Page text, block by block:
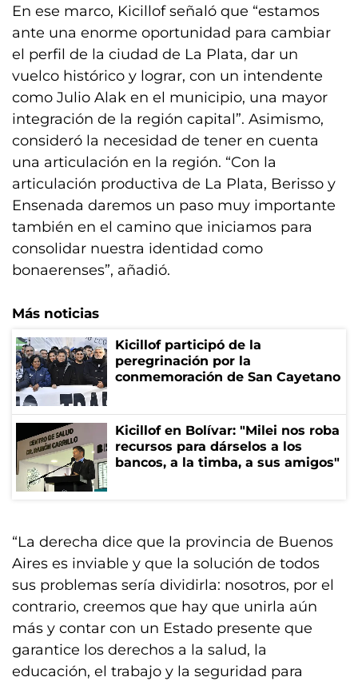
En ese marco, Kicillof señaló que “estamos
ante una enorme oportunidad para cambiar
el perfil de la ciudad de La Plata, dar un
vuelco histórico y lograr, con un intendente
como Julio Alak en el municipio, una mayor
integración de la región capital”. Asimismo,
consideró la necesidad de tener en cuenta
una articulación en la región. “Con la
articulación productiva de La Plata, Berisso y
Ensenada daremos un paso muy importante
también en el camino que iniciamos para
consolidar nuestra identidad como
bonaerenses”, añadió.
Más noticias
Kicillof participó de la
peregrinación por la
conmemoración de San Cayetano
Kicillof en Bolívar: "Milei nos roba
recursos para dárselos a los
bancos, a la timba, a sus amigos"
“La derecha dice que la provincia de Buenos
Aires es inviable y que la solución de todos
sus problemas sería dividirla: nosotros, por el
contrario, creemos que hay que unirla aún
más y contar con un Estado presente que
garantice los derechos a la salud, la
educación, el trabajo y la seguridad para